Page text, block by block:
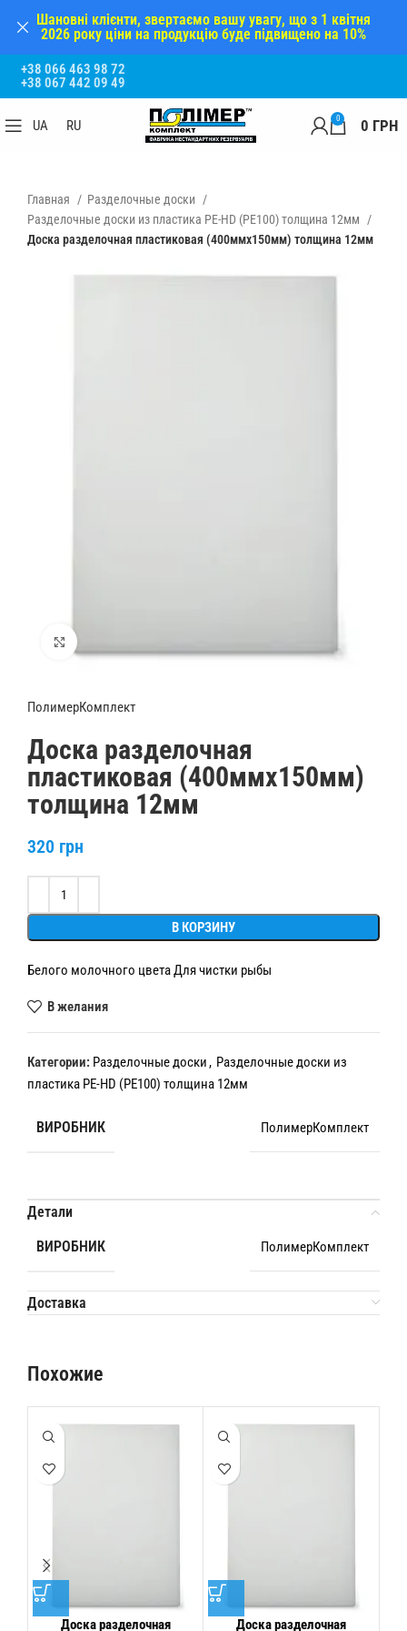
+38 066 463 98 72
+38 067 442 09 49
UA RU 0 0 ГРН
Главная
Разделочные доски
Разделочные доски из пластика PE-HD (PE100) толщина 12мм
Доска разделочная пластиковая (400ммх150мм) толщина 12мм
ПолимерКомплект
Доска разделочная
пластиковая (400ммх150мм)
толщина 12мм
320 грн
В КОРЗИНУ
Alternative:
Белого молочного цвета Для чистки рыбы
В желания
Категории: Разделочные доски, Разделочные доски из
пластика PE-HD (PE100) толщина 12мм
ВИРОБНИК ПолимерКомплект
Детали
ВИРОБНИК
ПолимерКомплект
Доставка
Похожие
Доска разделочная
Доска разделочная
Шановні клієнти, звертаємо вашу увагу, що з 1 квітня
2026 року ціни на продукцію буде підвищено на 10%